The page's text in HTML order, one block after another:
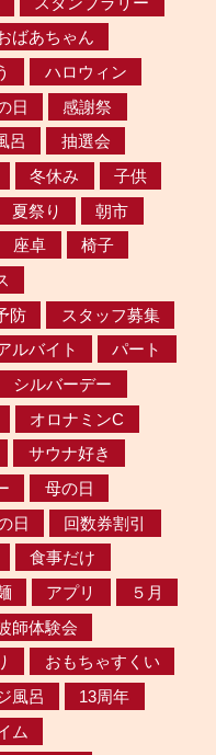
ばあちゃん
ハロウィン
日
感謝祭
呂
抽選会
冬休み
子供
夏祭り
朝市
座卓
椅子
防
スタッフ募集
ルバイト
パート
シルバーデー
オロナミンC
サウナ好き
母の日
日
回数券割引
食事だけ
アプリ
５月
師体験会
おもちゃすくい
風呂
13周年
ム